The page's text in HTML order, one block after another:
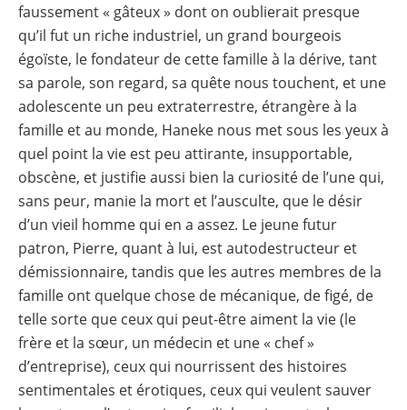
faussement « gâteux » dont on oublierait presque
qu’il fut un riche industriel, un grand bourgeois
égoïste, le fondateur de cette famille à la dérive, tant
sa parole, son regard, sa quête nous touchent, et une
adolescente un peu extraterrestre, étrangère à la
famille et au monde, Haneke nous met sous les yeux à
quel point la vie est peu attirante, insupportable,
obscène, et justifie aussi bien la curiosité de l’une qui,
sans peur, manie la mort et l’ausculte, que le désir
d’un vieil homme qui en a assez. Le jeune futur
patron, Pierre, quant à lui, est autodestructeur et
démissionnaire, tandis que les autres membres de la
famille ont quelque chose de mécanique, de figé, de
telle sorte que ceux qui peut-être aiment la vie (le
frère et la sœur, un médecin et une « chef »
d’entreprise), ceux qui nourrissent des histoires
sentimentales et érotiques, ceux qui veulent sauver